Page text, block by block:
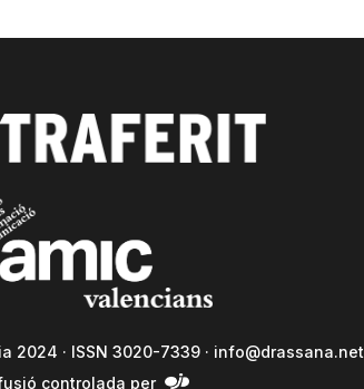
2024 · ISSN 3020-7339 · info@drassana.net
controlada per